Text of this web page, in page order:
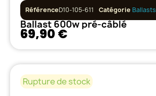
RéférenceD10-105-611 Catégorie Ballasts
Ballast 600w pré-câblé
69,90 €
Rupture de stock